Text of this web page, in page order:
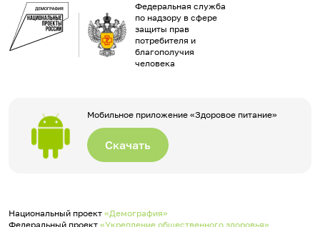
Федеральная служба
по надзору в сфере
защиты прав
потребителя и
благополучия
человека
Мобильное приложение «Здоровое питание»
Скачать
Национальный проект «Демография»
Федеральный проект «Укрепление общественного здоровья»